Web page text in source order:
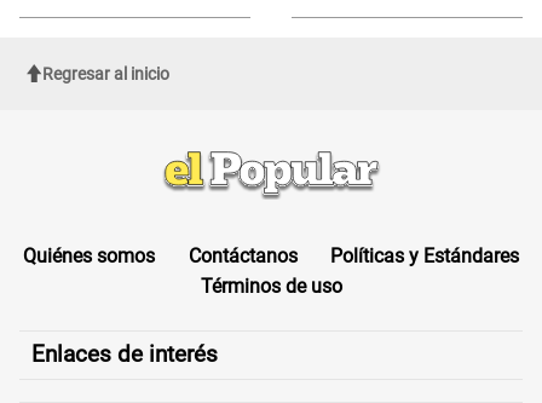
Regresar al inicio
Quiénes somos Contáctanos
Políticas y Estándares
Términos de uso
Enlaces de interés